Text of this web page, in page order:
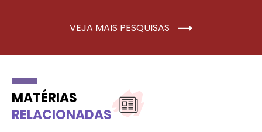
VEJA MAIS PESQUISAS
MATÉRIAS
RELACIONADAS